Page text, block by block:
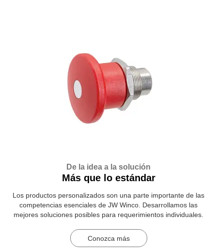
De la idea a la solución
Más que lo estándar
Los productos personalizados son una parte importante de las
competencias esenciales de JW Winco. Desarrollamos las
mejores soluciones posibles para requerimientos individuales.
Conozca más